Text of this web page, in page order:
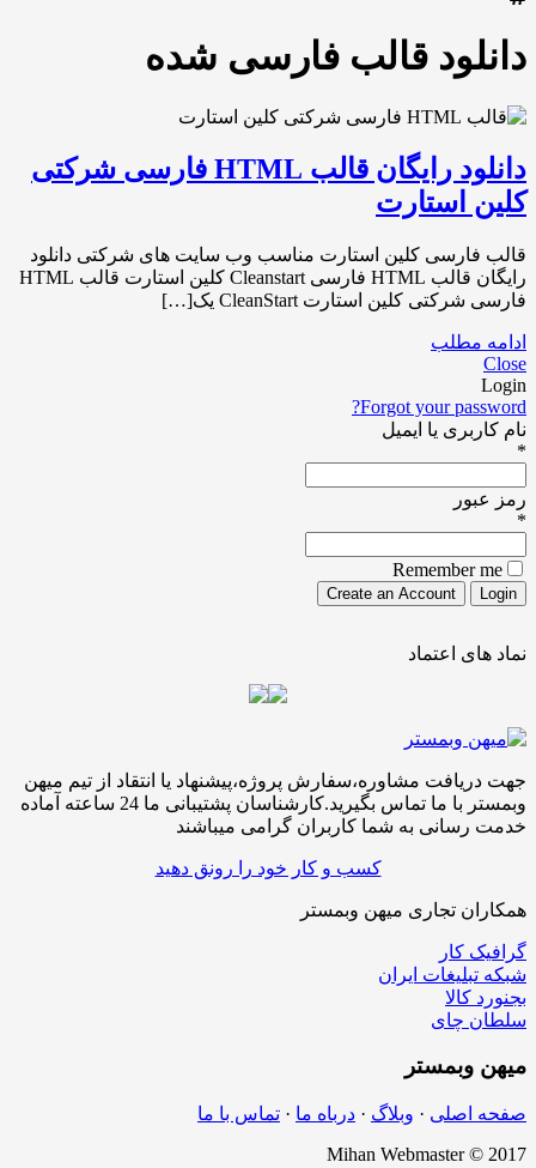
دانلود قالب فارسی شده
دانلود رایگان قالب HTML فارسی شرکتی
کلین استارت
قالب فارسی کلین استارت مناسب وب سایت های شرکتی دانلود
رایگان قالب HTML فارسی Cleanstart کلین استارت قالب HTML
فارسی شرکتی کلین استارت CleanStart یک[…]
ادامه مطلب
Close
Login
Forgot your password?
نام کاربری یا ایمیل
*
رمز عبور
*
Remember me
نماد های اعتماد
جهت دریافت مشاوره،سفارش پروژه،پیشنهاد یا انتقاد از تیم میهن
وبمستر با ما تماس بگیرید.کارشناسان پشتیبانی ما 24 ساعته آماده
خدمت رسانی به شما کاربران گرامی میباشند
کسب و کار خود را رونق دهید
همکاران تجاری میهن وبمستر
گرافیک کار
شبکه تبلیغات ایران
بجنورد کالا
سلطان چای
میهن وبمستر
صفحه اصلی · وبلاگ · درباه ما · تماس با ما
Mihan Webmaster © 2017